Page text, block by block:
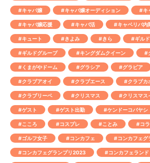
#キャバ嬢 #キャバ嬢オーディション #キ
#キャバ嬢応援 #キャバ活 #キャベリバ内
#キュート #きよみ #きら #ギル
#ギルドグループ #キングダムクイーン #
#くまがやドーム #グラシア #グラビア
#クラブアオイ #クラブエース #クラブカ
#クラブリーベ #クリスマス #クリスマス
#ゲスト #ゲスト出勤 #ケンドーコバヤシ
#こころ #コスプレ #ことみ #コ
#ゴルフ女子 #コンカフェ #コンカフェグ
#コンカフェグランプリ2023 #コンカフェランド